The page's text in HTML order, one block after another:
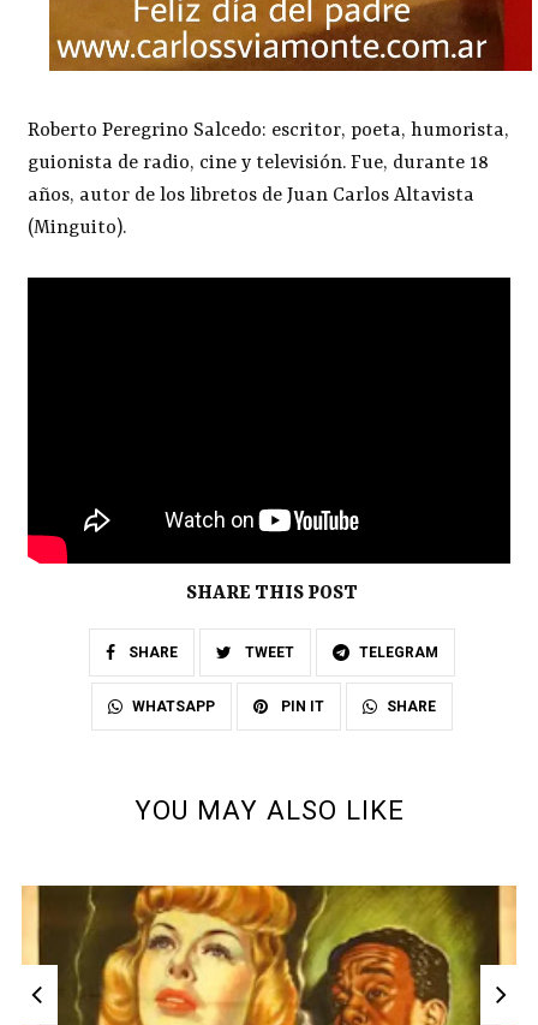
Roberto Peregrino Salcedo: escritor, poeta, humorista,
guionista de radio, cine y televisión. Fue, durante 18
años, autor de los libretos de Juan Carlos Altavista
(Minguito).
SHARE THIS POST
SHARE TWEET TELEGRAM
WHATSAPP PIN IT SHARE
YOU MAY ALSO LIKE